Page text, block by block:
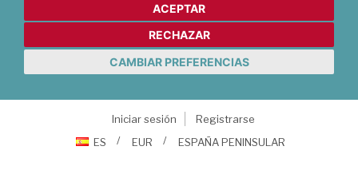
ACEPTAR
RECHAZAR
CAMBIAR PREFERENCIAS
Iniciar sesión
Registrarse
ES
EUR ESPAÑA PENINSULAR